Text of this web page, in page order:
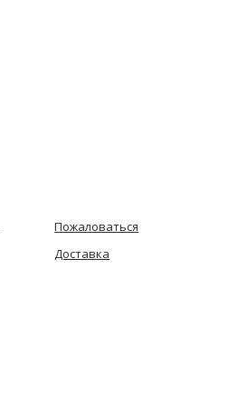
Пожаловаться
Доставка